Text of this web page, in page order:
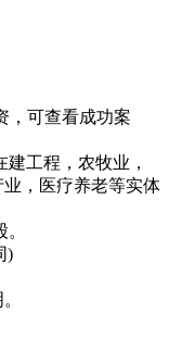
，可查看成功案
工程，农牧业，
，医疗养老等实体
)